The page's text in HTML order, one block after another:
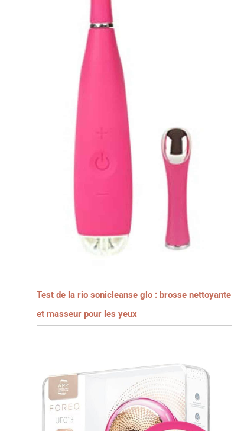
Test de la rio sonicleanse glo : brosse nettoyante
et masseur pour les yeux